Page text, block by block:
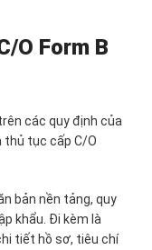
O Form B
các quy định của
thủ tục cấp C/O
bản nền tảng, quy
khẩu. Đi kèm là
tiết hồ sơ, tiêu chí